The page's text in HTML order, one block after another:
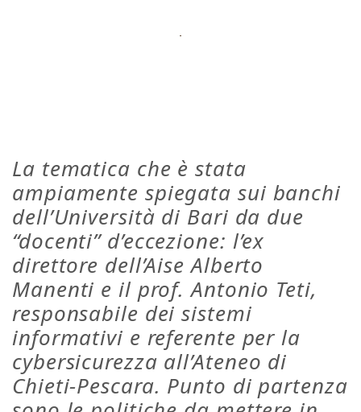
La tematica che è stata
ampiamente spiegata sui banchi
dell’Università di Bari da due
“docenti” d’eccezione: l’ex
direttore dell’Aise Alberto
Manenti e il prof. Antonio Teti,
responsabile dei sistemi
informativi e referente per la
cybersicurezza all’Ateneo di
Chieti-Pescara. Punto di partenza